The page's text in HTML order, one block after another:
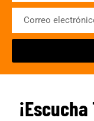
¡Escucha